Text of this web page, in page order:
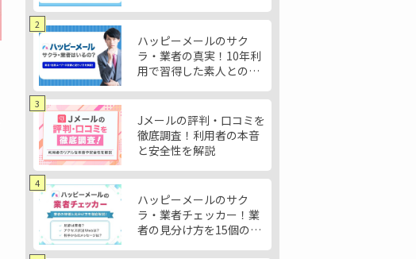
ハッピーメールのサク
ラ・業者の真実！10年利
用で習得した素人との見
2
Jメールの評判・口コミを
徹底調査！利用者の本音
と安全性を解説
3
ハッピーメールのサク
ラ・業者チェッカー！業
者の見分け方を15個の特
4